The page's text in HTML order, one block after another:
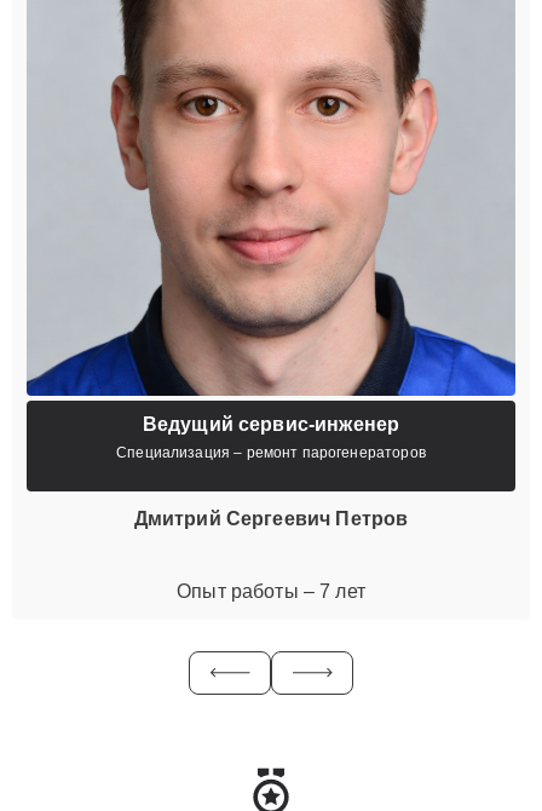
Ведущий сервис-инженер
Специализация – ремонт парогенераторов
Дмитрий Сергеевич Петров
Опыт работы – 7 лет